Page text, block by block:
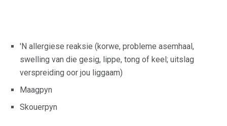
'N allergiese reaksie (korwe, probleme asemhaal,
swelling van die gesig, lippe, tong of keel; uitslag
verspreiding oor jou liggaam)
Maagpyn
Skouerpyn